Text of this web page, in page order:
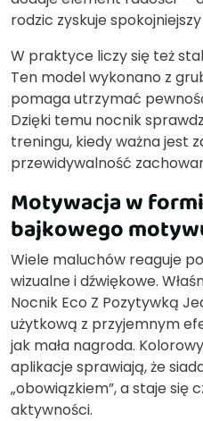
rodzic zyskuje
W praktyce liczy się też
Ten model wykonano z
pomaga utrzymać
Dzięki temu nocnik
treningu, kiedy ważna jest
przewidywalność
Motywacja w
bajkowego
Wiele maluchów reaguje
wizualne i dźwiękowe.
Nocnik Eco Z Pozytywką
użytkową z przyjemnym
jak mała nagroda.
aplikacje sprawiają, że
„obowiązkiem”, a staje się
aktywności.